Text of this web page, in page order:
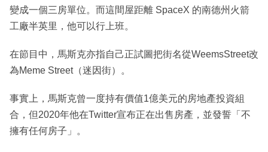
變成一個三房單位。而這間屋距離 SpaceX 的南德州火箭
工廠半英里，他可以行上班。
在節目中，馬斯克亦指自己正試圖把街名從WeemsStreet改
為Meme Street（迷因街）。
事實上，馬斯克曾一度持有價值1億美元的房地產投資組
合，但2020年他在Twitter宣布正在出售房產，並發誓「不
擁有任何房子」。